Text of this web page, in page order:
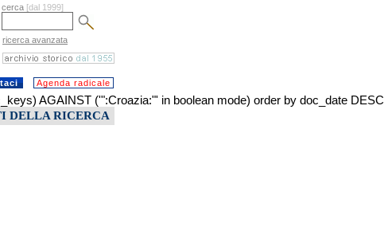
cerca [dal 1999]
ricerca avanzata
Agenda radicale
AGAINST ('":Croazia:"' in boolean mode) order by doc_date DESC
DELLA RICERCA